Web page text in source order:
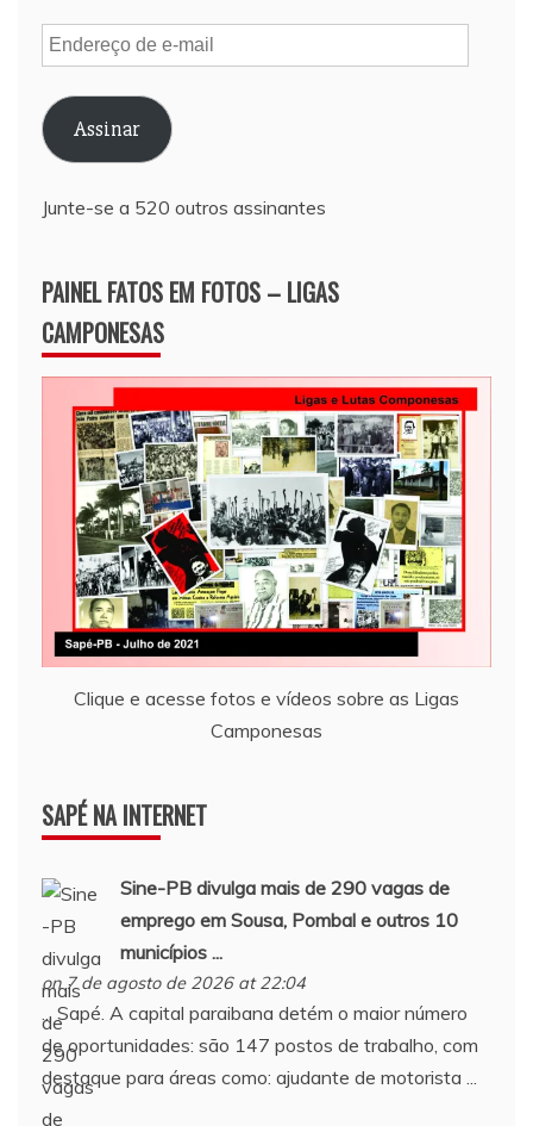
Endereço
de
e-
mail Assinar
Junte-se a 520 outros assinantes
PAINEL FATOS EM FOTOS – LIGAS
CAMPONESAS
Clique e acesse fotos e vídeos sobre as Ligas
Camponesas
SAPÉ NA INTERNET
Sine-PB divulga mais de 290 vagas de
emprego em Sousa, Pombal e outros 10
municípios ...
on 7 de agosto de 2026 at 22:04
... Sapé. A capital paraibana detém o maior número
de oportunidades: são 147 postos de trabalho, com
destaque para áreas como: ajudante de motorista ...